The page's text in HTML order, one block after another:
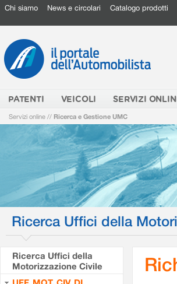
Chi siamo News e circolari Catalogo prodotti
PATENTI VEICOLI SERVIZI
Servizi online // Ricerca e Gestione UMC
Ricerca Uffici della
Ricerca Uffici della
Motorizzazione Civile